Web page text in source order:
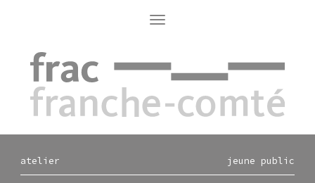
Toggle
navigation
atelier jeune public